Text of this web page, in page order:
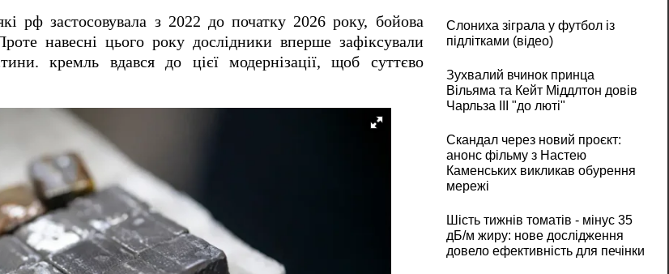
рф застосовувала з 2022 до початку 2026 року, бойова
навесні цього року дослідники вперше зафіксували
кремль вдався до цієї модернізації, щоб суттєво
Слониха зіграла у футбол із
підлітками (відео)
Зухвалий вчинок принца
Вільяма та Кейт Міддлтон довів
Чарльза III "до люті"
Скандал через новий проєкт:
анонс фільму з Настею
Каменських викликав обурення
мережі
Шість тижнів томатів - мінус 35
дБ/м жиру: нове дослідження
довело ефективність для печінки